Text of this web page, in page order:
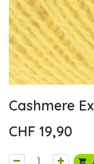
Cashmere
CHF 19,90